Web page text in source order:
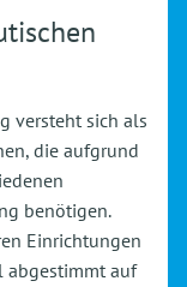
versteht sich als
die aufgrund
benötigen.
Einrichtungen
abgestimmt auf